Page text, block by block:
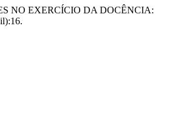
NO EXERCÍCIO DA DOCÊNCIA: